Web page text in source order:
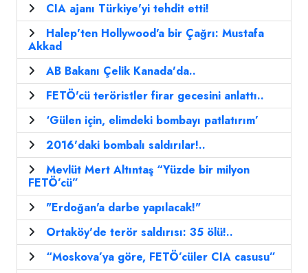
CIA ajanı Türkiye'yi tehdit etti!
Halep'ten Hollywood'a bir Çağrı: Mustafa
Akkad
AB Bakanı Çelik Kanada'da..
FETÖ'cü teröristler firar gecesini anlattı..
‘Gülen için, elimdeki bombayı patlatırım’
2016'daki bombalı saldırılar!..
Mevlüt Mert Altıntaş “Yüzde bir milyon
FETÖ’cü”
"Erdoğan'a darbe yapılacak!"
Ortaköy'de terör saldırısı: 35 ölü!..
“Moskova’ya göre, FETÖ’cüler CIA casusu”